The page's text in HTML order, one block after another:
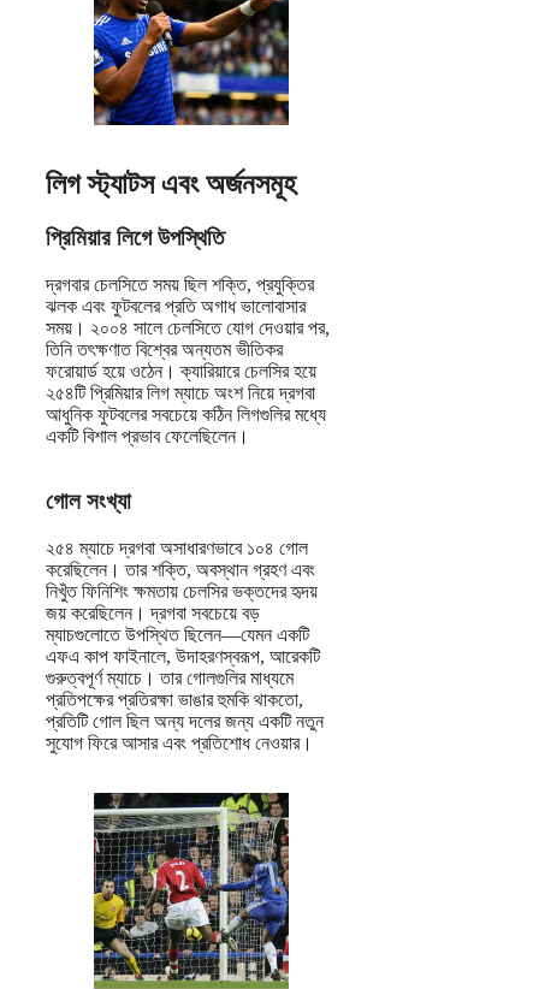
লিগ স্ট্যাটস এবং অর্জনসমূহ
প্রিমিয়ার লিগে উপস্থিতি
দ্রগবার চেলসিতে সময় ছিল শক্তি, প্রযুক্তির
ঝলক এবং ফুটবলের প্রতি অগাধ ভালোবাসার
সময়। ২০০৪ সালে চেলসিতে যোগ দেওয়ার পর,
তিনি তৎক্ষণাত বিশ্বের অন্যতম ভীতিকর
ফরোয়ার্ড হয়ে ওঠেন। ক্যারিয়ারে চেলসির হয়ে
২৫৪টি প্রিমিয়ার লিগ ম্যাচে অংশ নিয়ে দ্রগবা
আধুনিক ফুটবলের সবচেয়ে কঠিন লিগগুলির মধ্যে
একটি বিশাল প্রভাব ফেলেছিলেন।
গোল সংখ্যা
২৫৪ ম্যাচে দ্রগবা অসাধারণভাবে ১০৪ গোল
করেছিলেন। তার শক্তি, অবস্থান গ্রহণ এবং
নিখুঁত ফিনিশিং ক্ষমতায় চেলসির ভক্তদের হৃদয়
জয় করেছিলেন। দ্রগবা সবচেয়ে বড়
ম্যাচগুলোতে উপস্থিত ছিলেন—যেমন একটি
এফএ কাপ ফাইনালে, উদাহরণস্বরূপ, আরেকটি
গুরুত্বপূর্ণ ম্যাচে। তার গোলগুলির মাধ্যমে
প্রতিপক্ষের প্রতিরক্ষা ভাঙার হুমকি থাকতো,
প্রতিটি গোল ছিল অন্য দলের জন্য একটি নতুন
সুযোগ ফিরে আসার এবং প্রতিশোধ নেওয়ার।